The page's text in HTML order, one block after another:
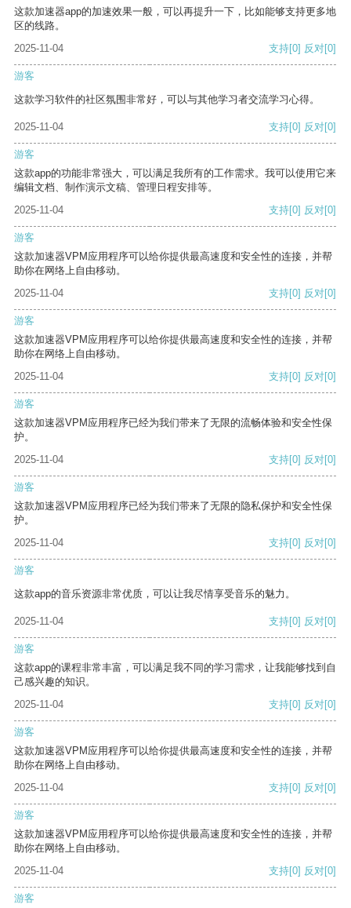
这款加速器app的加速效果一般，可以再提升一下，比如能够支持更多地
区的线路。
2025-11-04
支持[0] 反对[0]
游客
这款学习软件的社区氛围非常好，可以与其他学习者交流学习心得。
2025-11-04 支持[0] 反对[0]
游客
这款app的功能非常强大，可以满足我所有的工作需求。我可以使用它来
编辑文档、制作演示文稿、管理日程安排等。
2025-11-04
支持[0] 反对[0]
游客
这款加速器VPM应用程序可以给你提供最高速度和安全性的连接，并帮
助你在网络上自由移动。
2025-11-04
支持[0] 反对[0]
游客
这款加速器VPM应用程序可以给你提供最高速度和安全性的连接，并帮
助你在网络上自由移动。
2025-11-04
支持[0] 反对[0]
游客
这款加速器VPM应用程序已经为我们带来了无限的流畅体验和安全性保
护。
2025-11-04
支持[0] 反对[0]
游客
这款加速器VPM应用程序已经为我们带来了无限的隐私保护和安全性保
护。
2025-11-04
支持[0] 反对[0]
游客
这款app的音乐资源非常优质，可以让我尽情享受音乐的魅力。
2025-11-04 支持[0] 反对[0]
游客
这款app的课程非常丰富，可以满足我不同的学习需求，让我能够找到自
己感兴趣的知识。
2025-11-04
支持[0] 反对[0]
游客
这款加速器VPM应用程序可以给你提供最高速度和安全性的连接，并帮
助你在网络上自由移动。
2025-11-04
支持[0] 反对[0]
游客
这款加速器VPM应用程序可以给你提供最高速度和安全性的连接，并帮
助你在网络上自由移动。
2025-11-04
支持[0] 反对[0]
游客